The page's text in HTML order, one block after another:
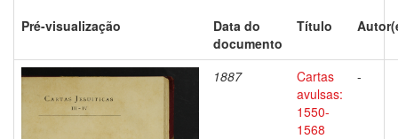
Pré-visualização
Data do
documento
Título
1887
Cartas
avulsas:
1550-
1568
-